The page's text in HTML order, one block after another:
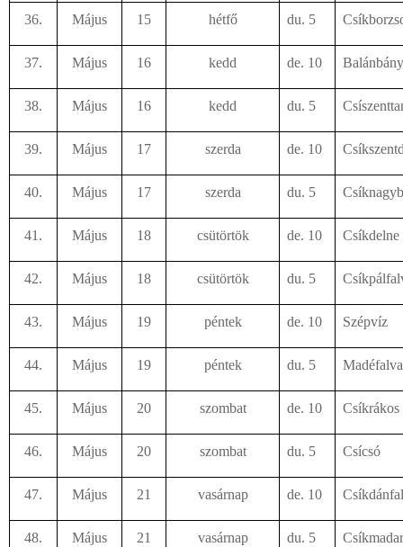
36. Május 15 hétfő du. 5
37. Május 16 kedd de. 10
38. Május 16 kedd du. 5
39. Május 17 szerda de. 10
40. Május 17 szerda du. 5
41. Május 18 csütörtök de. 10 Csíkdelne
42. Május 18 csütörtök du. 5
43. Május 19 péntek de. 10 Szépvíz
44. Május 19 péntek du. 5 Madéfalva
45. Május 20 szombat de. 10 Csíkrákos
46. Május 20 szombat du. 5 Csícsó
47. Május 21 vasárnap de. 10
48. Május 21 vasárnap du. 5